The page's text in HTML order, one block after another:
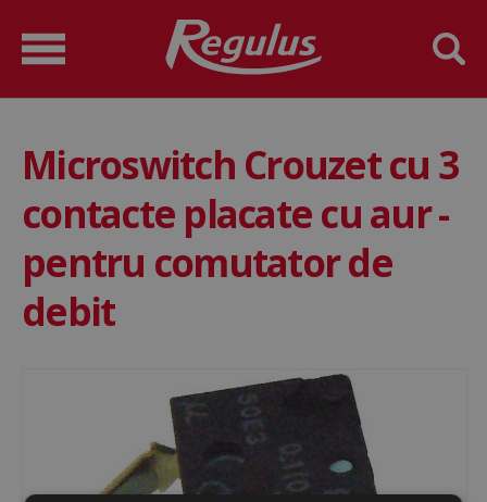
Microswitch Crouzet cu 3
contacte placate cu aur -
pentru comutator de
debit